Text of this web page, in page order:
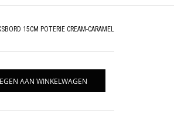
15CM POTERIE CREAM-CARAMEL
AAN WINKELWAGEN